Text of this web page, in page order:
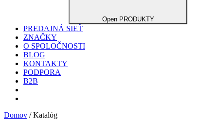
Open PRODUKTY
PREDAJNÁ SIEŤ
ZNAČKY
O SPOLOČNOSTI
BLOG
KONTAKTY
PODPORA
B2B
Domov / Katalóg